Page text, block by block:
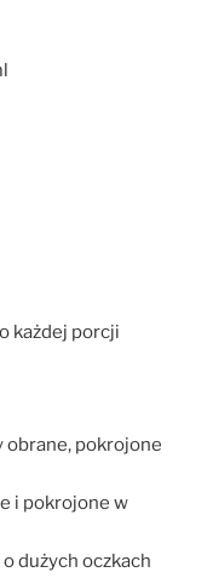
każdej porcji
obrane, pokrojone
i pokrojone w
dużych oczkach